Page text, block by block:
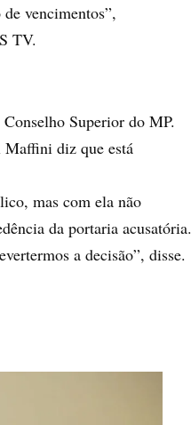
vencimentos”,
TV.
Superior do MP.
Maffini diz que está
mas com ela não
da portaria acusatória.
a decisão”, disse.